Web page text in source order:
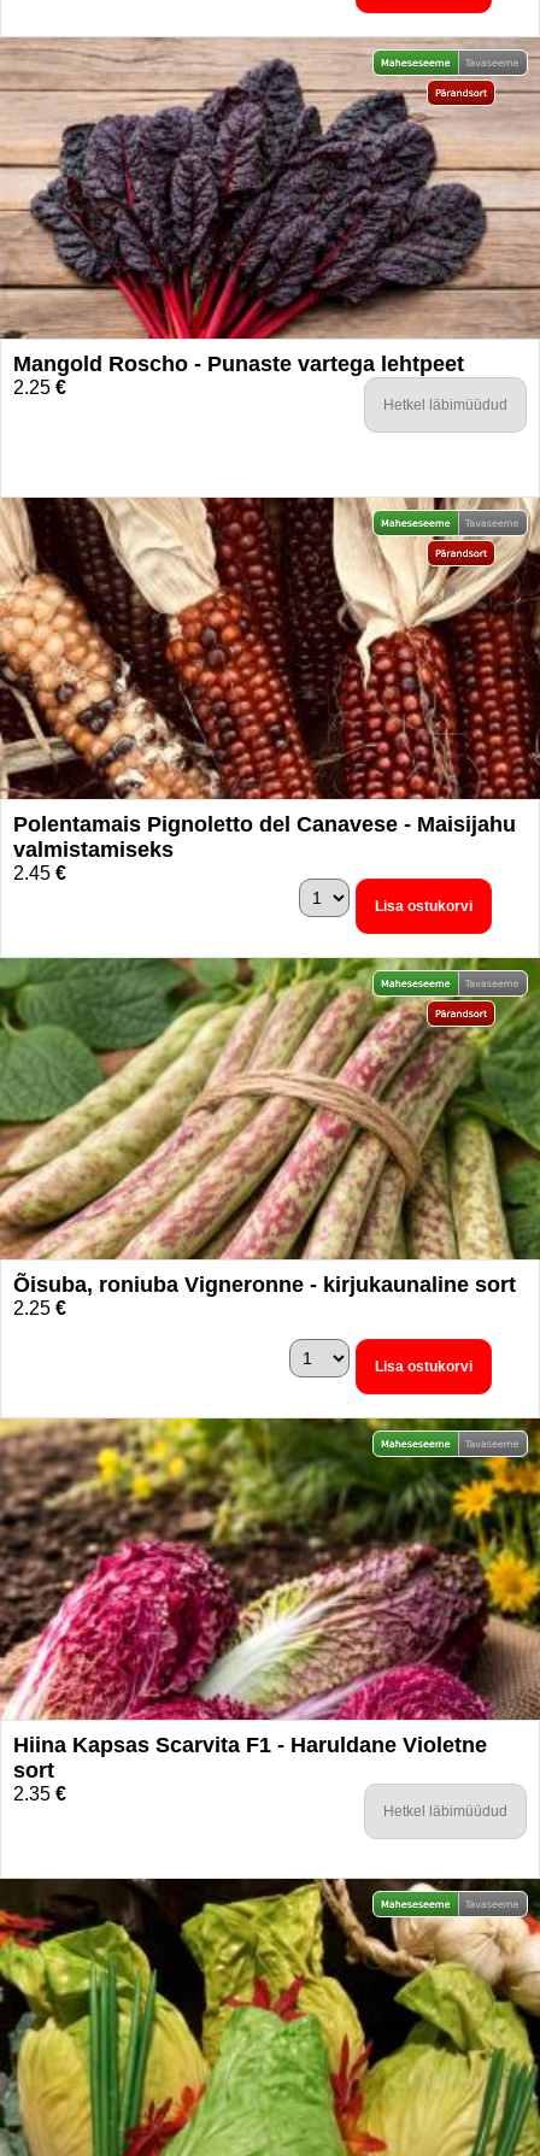
Mangold Roscho - Punaste vartega lehtpeet
2.25 €
Hetkel läbimüüdud
Polentamais Pignoletto del Canavese - Maisijahu
valmistamiseks
2.45 €
Lisa ostukorvi
Õisuba, roniuba Vigneronne - kirjukaunaline sort
2.25 €
Lisa ostukorvi
Hiina Kapsas Scarvita F1 - Haruldane Violetne
sort
2.35 €
Hetkel läbimüüdud